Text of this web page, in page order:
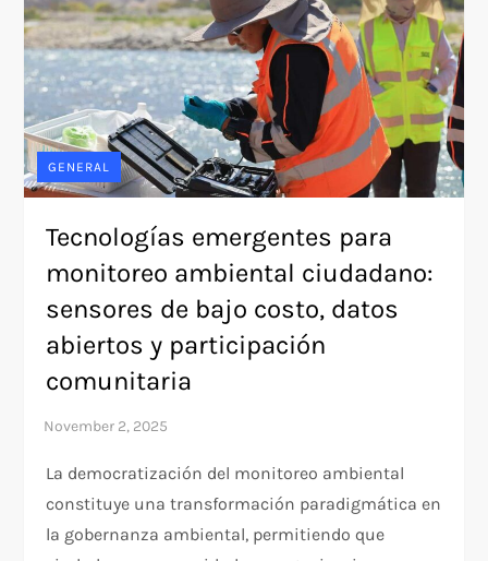
GENERAL
Tecnologías emergentes para
monitoreo ambiental ciudadano:
sensores de bajo costo, datos
abiertos y participación
comunitaria
La democratización del monitoreo ambiental
constituye una transformación paradigmática en
la gobernanza ambiental, permitiendo que